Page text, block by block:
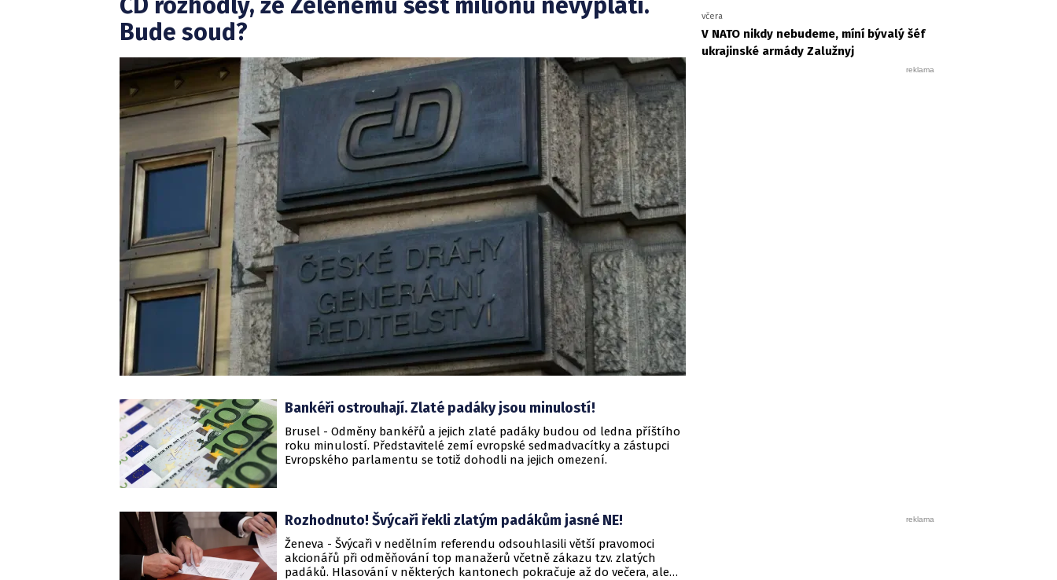
Bude soud?
Bankéři ostrouhají. Zlaté padáky jsou minulostí!
Brusel - Odměny bankéřů a jejich zlaté padáky budou od ledna příštího
roku minulostí. Představitelé zemí evropské sedmadvacítky a zástupci
Evropského parlamentu se totiž dohodli na jejich omezení.
Rozhodnuto! Švýcaři řekli zlatým padákům jasné NE!
Ženeva - Švýcaři v nedělním referendu odsouhlasili větší pravomoci
akcionářů při odměňování top manažerů včetně zákazu tzv. zlatých
padáků. Hlasování v některých kantonech pokračuje až do večera, ale
včera
V NATO nikdy nebudeme, míní bývalý šéf
ukrajinské armády Zalužnyj